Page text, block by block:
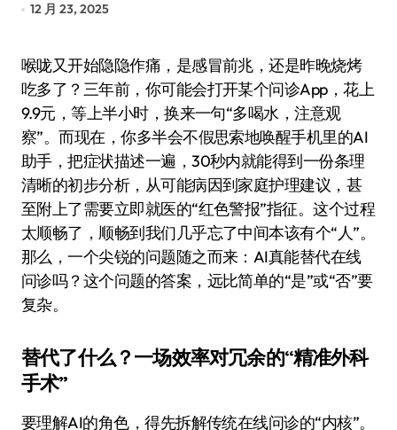
12 月 23, 2025
喉咙又开始隐隐作痛，是感冒前兆，还是昨晚烧烤
吃多了？三年前，你可能会打开某个问诊App，花上
9.9元，等上半小时，换来一句“多喝水，注意观
察”。而现在，你多半会不假思索地唤醒手机里的AI
助手，把症状描述一遍，30秒内就能得到一份条理
清晰的初步分析，从可能病因到家庭护理建议，甚
至附上了需要立即就医的“红色警报”指征。这个过程
太顺畅了，顺畅到我们几乎忘了中间本该有个“人”。
那么，一个尖锐的问题随之而来：AI真能替代在线
问诊吗？这个问题的答案，远比简单的“是”或“否”要
复杂。
替代了什么？一场效率对冗余的“精准外科
手术”
要理解AI的角色，得先拆解传统在线问诊的“内核”。